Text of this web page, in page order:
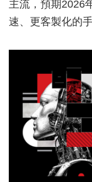
主流，預期2026
速、更客製化的